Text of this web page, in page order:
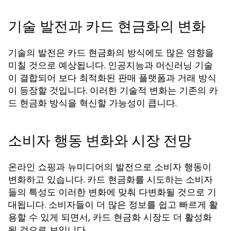
기술 발전과 카드 현금화의 변화
기술의 발전은 카드 현금화의 방식에도 많은 영향을
미칠 것으로 예상됩니다. 인공지능과 머신러닝 기술
이 결합되어 보다 최적화된 판매 플랫폼과 거래 방식
이 등장할 것입니다. 이러한 기술적 변화는 기존의 카
드 현금화 방식을 혁신할 가능성이 큽니다.
소비자 행동 변화와 시장 전망
온라인 쇼핑과 뉴미디어의 발전으로 소비자 행동이
변화하고 있습니다. 카드 현금화를 시도하는 소비자
들의 특성도 이러한 변화에 맞춰 다변화될 것으로 기
대됩니다. 소비자들이 더 많은 정보를 쉽고 빠르게 활
용할 수 있게 되면서, 카드 현금화 시장도 더 활성화